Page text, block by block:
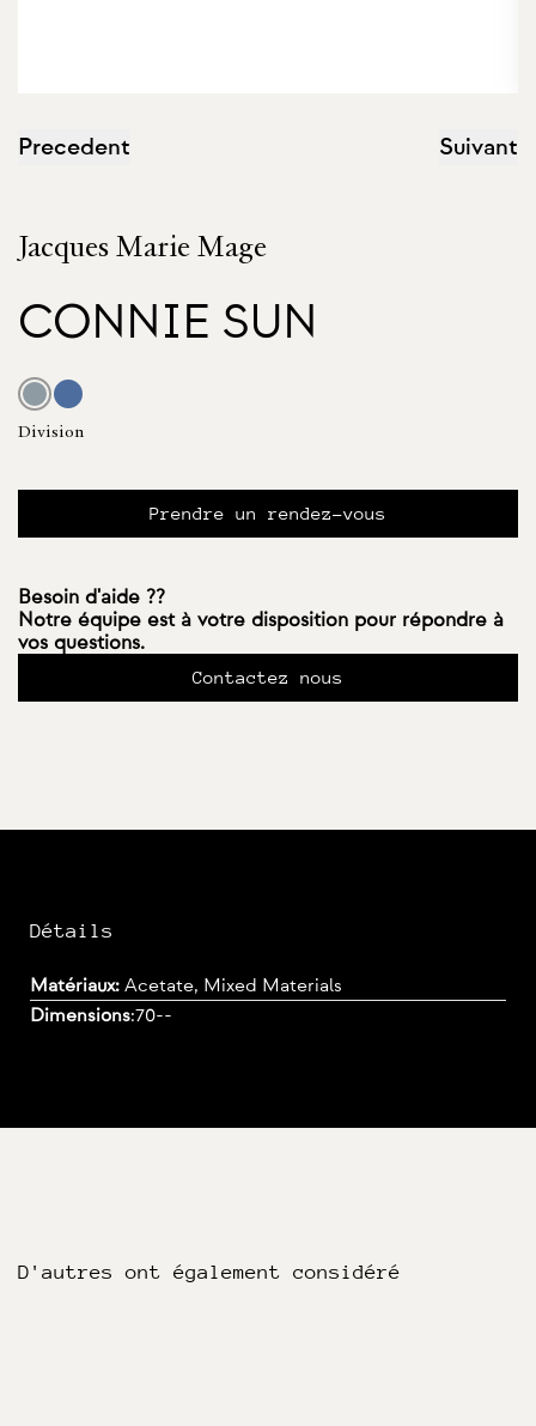
Precedent Suivant
Jacques Marie Mage
CONNIE SUN
Division
Prendre un rendez-vous
Besoin d'aide ??
Notre équipe est à votre disposition pour répondre à
vos questions.
Contactez nous
Détails
Matériaux: Acetate, Mixed Materials
Dimensions:70--
D'autres ont également considéré